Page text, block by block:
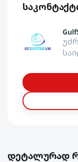
დეტალურად